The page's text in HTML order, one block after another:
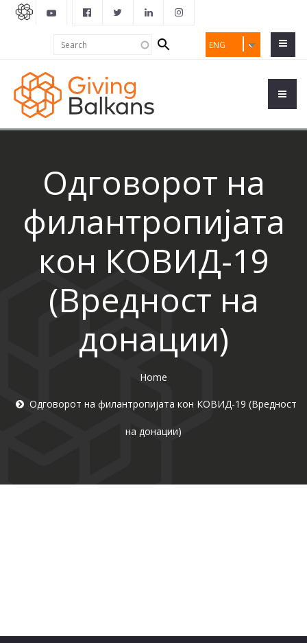
ENG
Search
form
Одговорот на
филантропијата
кон КОВИД-19
(Вредност на
донации)
Home
Одговорот на филантропијата кон КОВИД-19 (Вредност
на донации)